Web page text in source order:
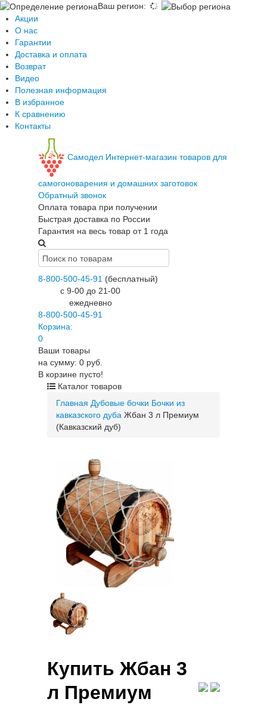
Ваш регион:
Акции
О нас
Гарантии
Доставка и оплата
Возврат
Видео
Полезная информация
В избранное
К сравнению
Контакты
Самодел Интернет-магазин товаров для
самогоноварения и домашних заготовок
Обратный звонок
Оплата товара при получении
Быстрая доставка по России
Гарантия на весь товар от 1 года
8-800-500-45-91 (бесплатный)
c 9-00 до 21-00
ежедневно
8-800-500-45-91
Корзина:
0
Ваши товары
на сумму: 0 руб.
В корзине пусто!
Каталог товаров
Главная Дубовые бочки Бочки из
кавказского дуба Жбан 3 л Премиум
(Кавказский дуб)
Купить Жбан 3
л Премиум